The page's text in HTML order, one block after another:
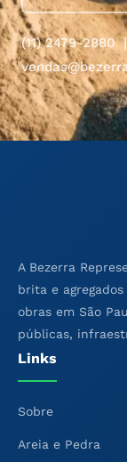
(11) 2479-
A Bezerra
brita e
obras em São
públicas,
Links
Sobre
Areia e Pedra